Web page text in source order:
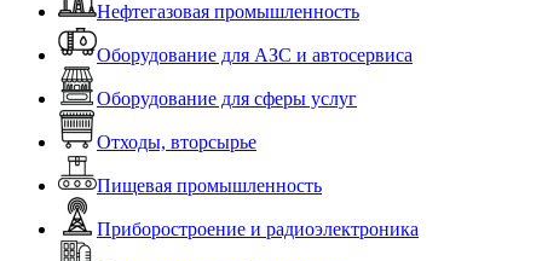
Нефтегазовая промышленность
Оборудование для АЗС и автосервиса
Оборудование для сферы услуг
Отходы, вторсырье
Пищевая промышленность
Приборостроение и радиоэлектроника